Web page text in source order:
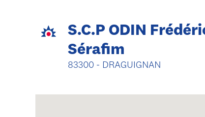
S.C.P ODIN
Sérafim
83300 - DRAGUIGNAN